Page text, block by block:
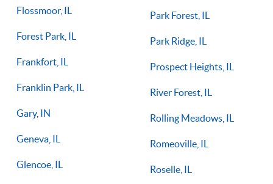
Flossmoor, IL
Forest Park, IL
Frankfort, IL
Franklin Park, IL
Gary, IN
Geneva, IL
Glencoe, IL
Park Forest, IL
Park Ridge, IL
Prospect Heights, IL
River Forest, IL
Rolling Meadows, IL
Romeoville, IL
Roselle, IL